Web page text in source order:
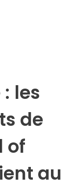
les
de
of
au